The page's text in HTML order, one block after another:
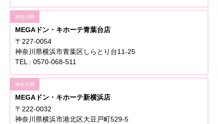
神奈川県
MEGAドン・キホーテ青葉台店
〒227-0054
神奈川県横浜市青葉区しらとり台11-25
TEL : 0570-068-511
神奈川県
MEGAドン・キホーテ新横浜店
〒222-0032
神奈川県横浜市港北区大豆戸町529-5